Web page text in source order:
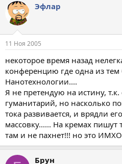
Эфлар
11 Ноя 2005
некоторое время назад
конференцию где одна из тем
Нанотехнологии....
Я не претендую на истину,
гуманитарий, но насколько
тока развивается, и врядли
массовку...... На кремах
там и не пахнет!!! но это
Брун